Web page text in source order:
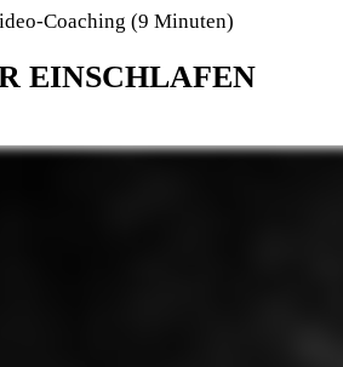
Coaching (9 Minuten)
EINSCHLAFEN